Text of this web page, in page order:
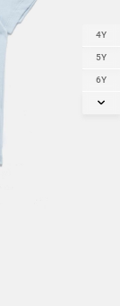
4Y
5Y
6Y
7Y